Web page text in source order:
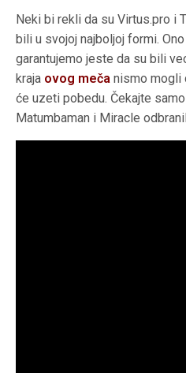
Neki bi rekli da su Virtus.pro i
bili u svojoj najboljoj formi.
garantujemo jeste da su bili
kraja ovog meča nismo mogli
će uzeti pobedu. Čekajte
Matumbaman i Miracle